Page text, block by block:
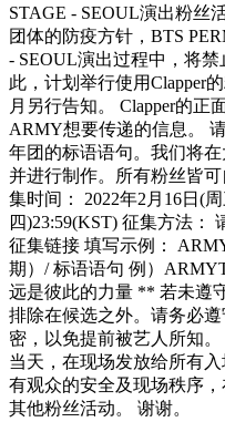
STAGE - SEOUL演出粉丝
团体的防疫方针，BTS
- SEOUL演出过程中，将禁
此，计划举行使用Clapper
月另行告知。 Clapper的正
ARMY想要传递的信息。
年团的标语语句。我们将
并进行制作。所有粉丝皆
集时间： 2022年2月16日(
四)23:59(KST) 征集方法：
征集链接 填写示例：
期）/ 标语语句 例）
远是彼此的力量 ** 若未遵
排除在候选之外。请务必
密，以免提前被艺人所知
当天，在现场发放给所有
有观众的安全及现场秩序
其他粉丝活动。 谢谢。